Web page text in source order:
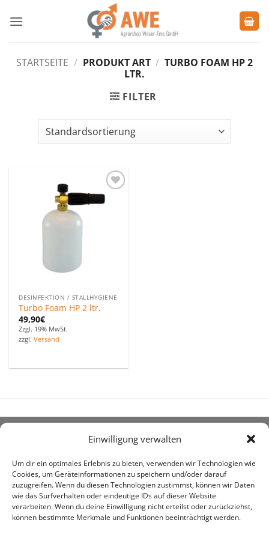
Einwilligung verwalten
Um dir ein optimales Erlebnis zu bieten, verwenden wir Technologien wie
Cookies, um Geräteinformationen zu speichern und/oder darauf
zuzugreifen. Wenn du diesen Technologien zustimmst, können wir Daten
wie das Surfverhalten oder eindeutige IDs auf dieser Website
verarbeiten. Wenn du deine Einwilligung nicht erteilst oder zurückziehst,
können bestimmte Merkmale und Funktionen beeinträchtigt werden.
Inhalt
STARTSEITE / PRODUKT ART / TURBO FOAM HP 2
LTR.
FILTER
Zu den
Favoriten
DESINFEKTION / STALLHYGIENE
Turbo Foam HP 2 ltr.
49,90€
Zzgl. 19% MwSt.
zzgl.Versand